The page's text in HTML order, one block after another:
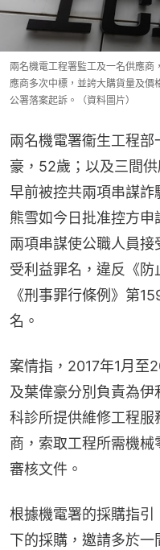
兩名機電工程署監工及一名供應商
應商多次中標，並誇大購貨量及
公署落案起訴。（資料圖片）
兩名機電署衞生工程
豪，52歲；以及三間
早前被控共兩項串謀
熊雪如今日批准控方
兩項串謀使公職人員
受利益罪名，違反《
《刑事罪行條例》第
名。
案情指，2017年1月至
及葉偉豪分別負責為
科診所提供維修工程
商，索取工程所需機
審核文件。
根據機電署的採購指
下的採購，邀請多於